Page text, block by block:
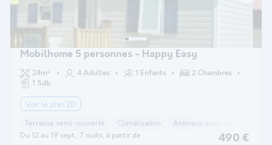
Mobilhome 5 personnes - Happy Easy
24m² 4 Adultes 1 Enfants
2 Chambres
1 Sdb
Voir le plan 2D
Terrasse semi-couverte Climatisation Animaux autorisés *
Du 12 au 19 sept., 7 nuits, à partir de 490 €